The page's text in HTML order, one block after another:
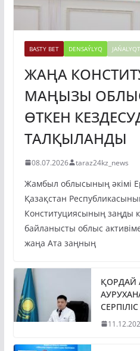
BASTY BET DENSAÝLYQ
ЖАҢА
МАҢЫЗЫ
ӨТКЕН
ТАЛҚЫЛАНДЫ
08.07.2026 taraz24kz_news
Жамбыл облысының әкімі
Қазақстан
Конституциясының заңды
байланысты облыс
жаңа Ата заңның
ҚОРДАЙ